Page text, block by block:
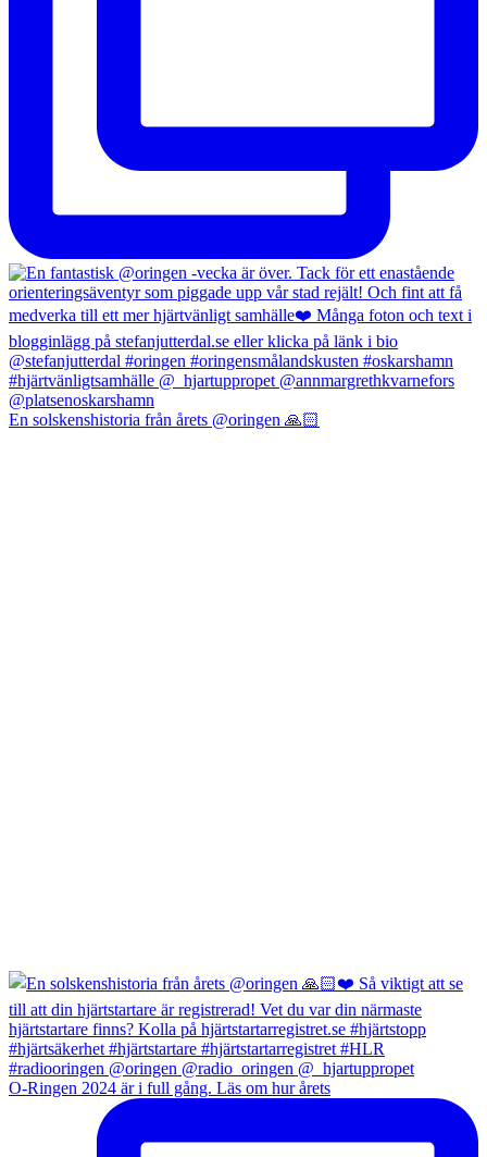
En solskenshistoria från årets @oringen 🙏🏻
O-Ringen 2024 är i full gång. Läs om hur årets